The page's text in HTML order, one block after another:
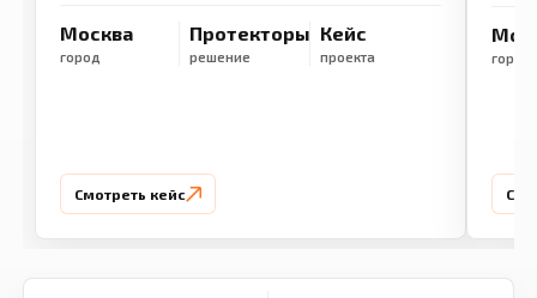
Москва
город
Протекторы
решение
Кейс
проекта
Смотреть кейс
город